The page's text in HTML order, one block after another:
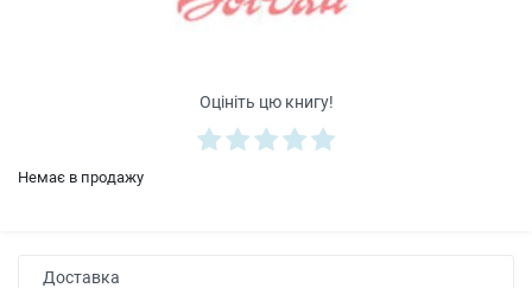
Оцініть цю книгу!
Немає в продажу
Доставка